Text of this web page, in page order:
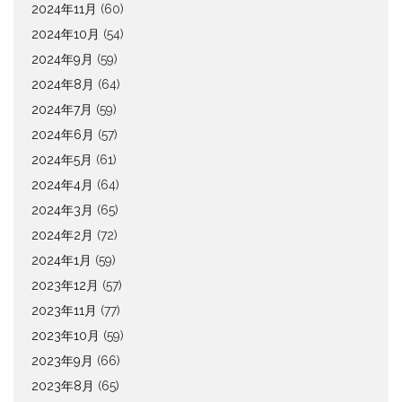
2024年11月 (60)
2024年10月 (54)
2024年9月 (59)
2024年8月 (64)
2024年7月 (59)
2024年6月 (57)
2024年5月 (61)
2024年4月 (64)
2024年3月 (65)
2024年2月 (72)
2024年1月 (59)
2023年12月 (57)
2023年11月 (77)
2023年10月 (59)
2023年9月 (66)
2023年8月 (65)